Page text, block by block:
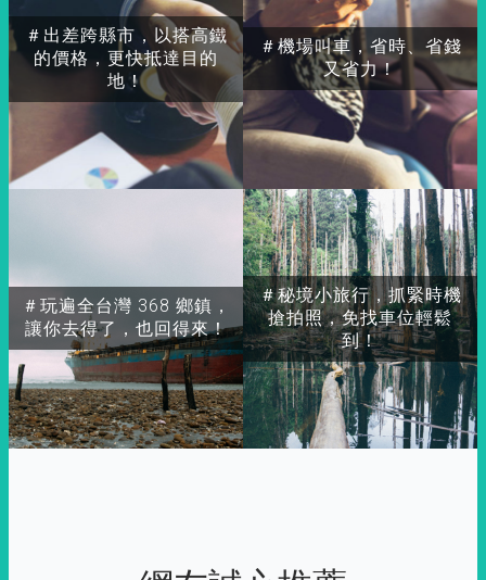
＃出差跨縣市，以搭高鐵
的價格，更快抵達目的
地！
＃玩遍全台灣 368 鄉鎮，
讓你去得了，也回得來！
＃秘境小旅行，抓緊時機
搶拍照，免找車位輕鬆
到！
＃機場叫車，省時、省錢
又省力！